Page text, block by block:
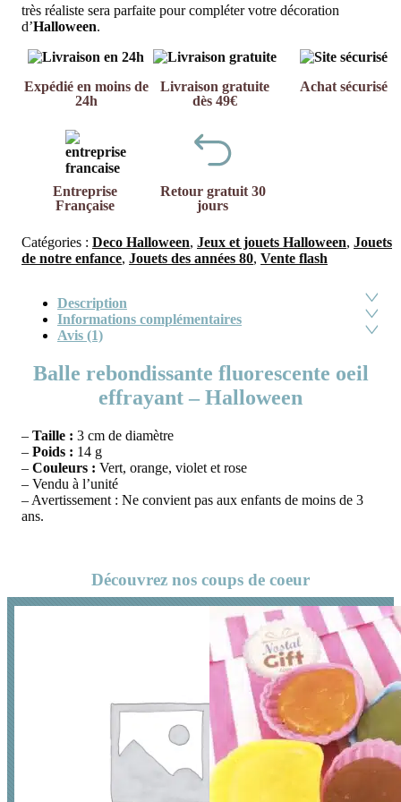
très réaliste sera parfaite pour compléter votre décoration
d’Halloween.
Expédié en moins de
24h
Livraison gratuite
dès 49€
Achat sécurisé
Entreprise
Française
Retour gratuit 30
jours
Catégories : Deco Halloween, Jeux et jouets Halloween, Jouets
de notre enfance, Jouets des années 80, Vente flash
Description
Informations complémentaires
Avis (1)
Balle rebondissante fluorescente oeil
effrayant – Halloween
– Taille : 3 cm de diamètre
– Poids : 14 g
– Couleurs : Vert, orange, violet et rose
– Vendu à l’unité
– Avertissement : Ne convient pas aux enfants de moins de 3
ans.
Découvrez nos coups de coeur